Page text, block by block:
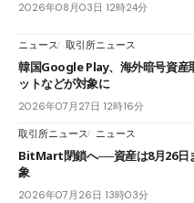
2026年08月03日 12時24分
ニュース 取引所ニュース
韓国Google Play、海外暗号資産
ットなどが対象に
2026年07月27日 12時16分
取引所ニュース ニュース
BitMart閉鎖へ──資産は8月26日
象
2026年07月26日 13時03分